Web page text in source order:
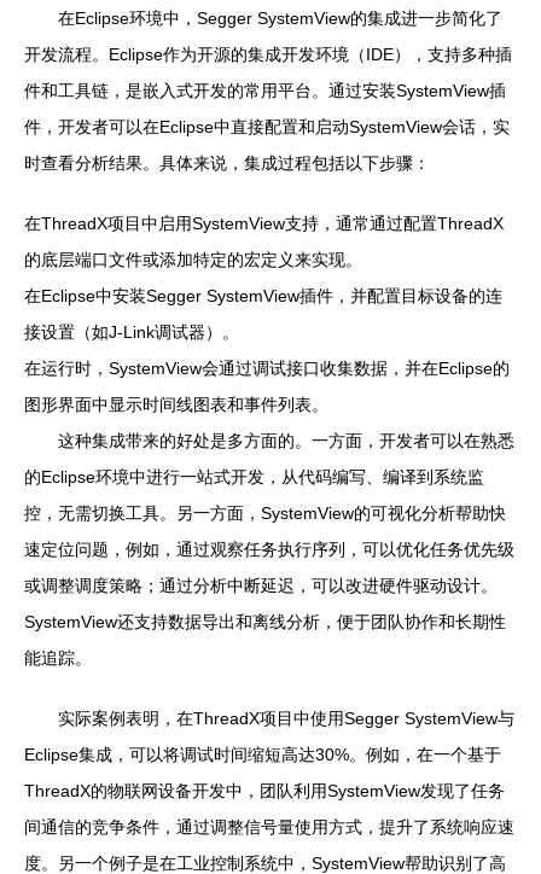
在Eclipse环境中，Segger SystemView的集成进一步简化了
开发流程。Eclipse作为开源的集成开发环境（IDE），支持多种插
件和工具链，是嵌入式开发的常用平台。通过安装SystemView插
件，开发者可以在Eclipse中直接配置和启动SystemView会话，实
时查看分析结果。具体来说，集成过程包括以下步骤：
在ThreadX项目中启用SystemView支持，通常通过配置ThreadX
的底层端口文件或添加特定的宏定义来实现。
在Eclipse中安装Segger SystemView插件，并配置目标设备的连
接设置（如J-Link调试器）。
在运行时，SystemView会通过调试接口收集数据，并在Eclipse的
图形界面中显示时间线图表和事件列表。
这种集成带来的好处是多方面的。一方面，开发者可以在熟悉
的Eclipse环境中进行一站式开发，从代码编写、编译到系统监
控，无需切换工具。另一方面，SystemView的可视化分析帮助快
速定位问题，例如，通过观察任务执行序列，可以优化任务优先级
或调整调度策略；通过分析中断延迟，可以改进硬件驱动设计。
SystemView还支持数据导出和离线分析，便于团队协作和长期性
能追踪。
实际案例表明，在ThreadX项目中使用Segger SystemView与
Eclipse集成，可以将调试时间缩短高达30%。例如，在一个基于
ThreadX的物联网设备开发中，团队利用SystemView发现了任务
间通信的竞争条件，通过调整信号量使用方式，提升了系统响应速
度。另一个例子是在工业控制系统中，SystemView帮助识别了高